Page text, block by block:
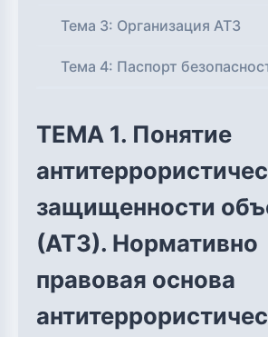
Тема 3: Организация АТЗ
Тема 4: Паспорт
ТЕМА 1. Понятие
защищенности
(АТЗ). Нормативно
правовая основа